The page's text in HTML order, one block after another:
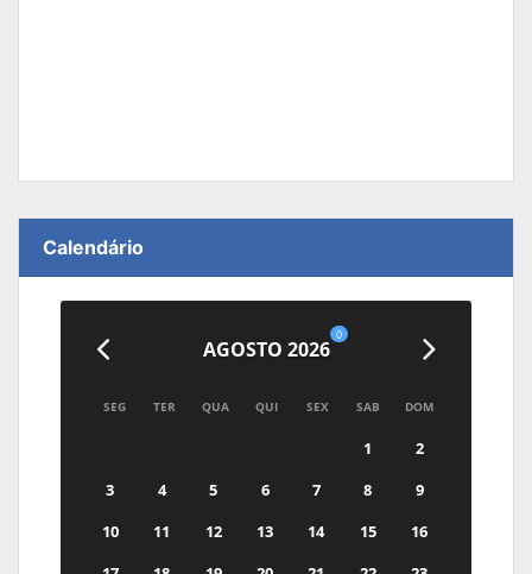
Calendário
AGOSTO 2026
0
SEG TER QUA QUI SEX SAB DOM
1
2
3
4 5 6 7 8
9
10
11 12 13 14 15
16